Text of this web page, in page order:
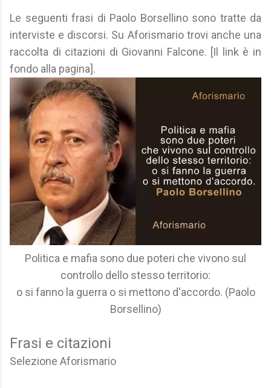
Le seguenti frasi di Paolo Borsellino sono tratte da
interviste e discorsi. Su Aforismario trovi anche una
raccolta di citazioni di Giovanni Falcone. [Il link è in
fondo alla pagina].
Politica e mafia sono due poteri che vivono sul
controllo dello stesso territorio:
o si fanno la guerra o si mettono d'accordo. (Paolo
Borsellino)
Frasi e citazioni
Selezione Aforismario